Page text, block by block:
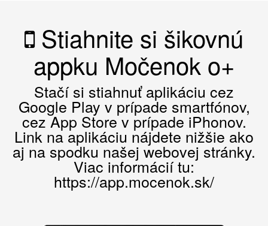
Stiahnite si šikovnú
appku Močenok o+
Stačí si stiahnuť aplikáciu cez
Google Play v prípade smartfónov,
cez App Store v prípade iPhonov.
Link na aplikáciu nájdete nižšie ako
aj na spodku našej webovej stránky.
Viac informácií tu:
https://app.mocenok.sk/